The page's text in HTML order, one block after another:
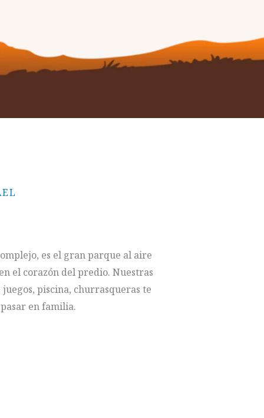
es el gran parque al aire
el corazón del predio. Nuestras
piscina, churrasqueras te
en familia.